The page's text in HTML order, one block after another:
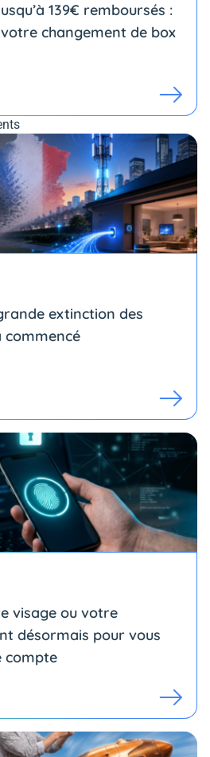
139€ remboursés :
changement de box
extinction des
commencé
visage ou votre
désormais pour vous
compte